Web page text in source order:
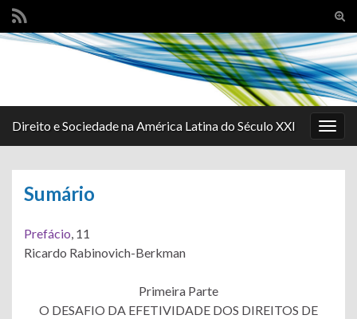
de
Search for:
Direito e Sociedade na América Latina do Século XXI
Sumário
Prefácio, 11
Ricardo Rabinovich-Berkman
Primeira Parte
O DESAFIO DA EFETIVIDADE DOS DIREITOS DE